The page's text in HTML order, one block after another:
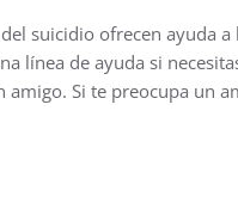
suicidio ofrecen ayuda a
línea de ayuda si
Si te preocupa un